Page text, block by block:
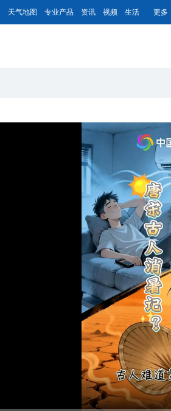
天气地图 专业产品 资讯 视频 生活 更多